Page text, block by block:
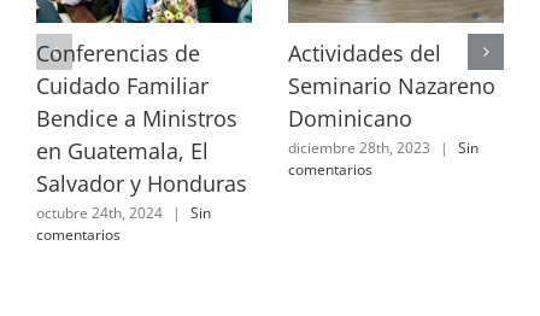
Conferencias de
Cuidado Familiar
Bendice a Ministros
en Guatemala, El
Salvador y Honduras
octubre 24th, 2024 |
Sin
comentarios
Actividades del
Seminario Nazareno
Dominicano
diciembre 28th, 2023 |
Sin
comentarios